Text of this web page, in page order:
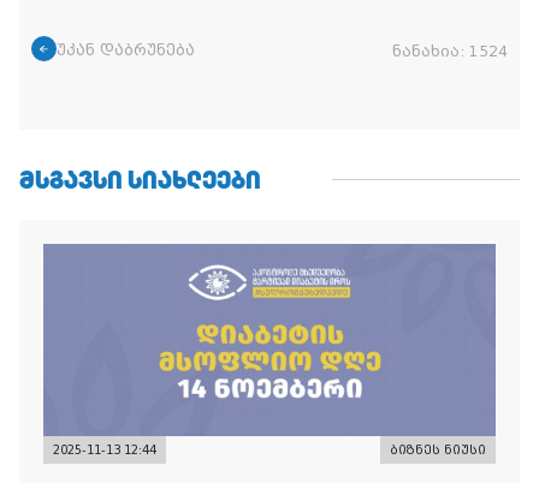
უკან დაბრუნება ნანახია: 1524
ᲛᲡᲒᲐᲕᲡᲘ ᲡᲘᲐᲮᲚᲔᲔᲑᲘ
2025-11-13 12:44 ბიზნეს ნიუსი